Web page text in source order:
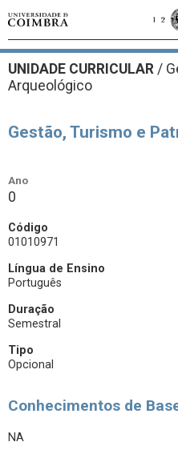
UNIDADE CURRICULAR /
Arqueológico
Gestão, Turismo e
Ano
0
Código
01010971
Língua de Ensino
Português
Duração
Semestral
Tipo
Opcional
Conhecimentos de
NA